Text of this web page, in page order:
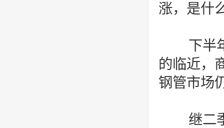
涨，是什
下半
的临近，
钢管市场
继二